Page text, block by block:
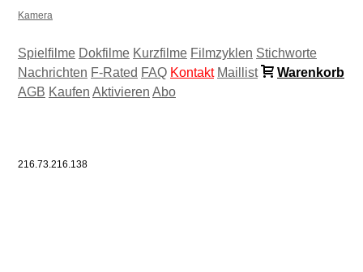
Kamera
Spielfilme Dokfilme Kurzfilme Filmzyklen Stichworte
Nachrichten F-Rated FAQ Kontakt Maillist
Warenkorb
AGB Kaufen Aktivieren Abo
216.73.216.138